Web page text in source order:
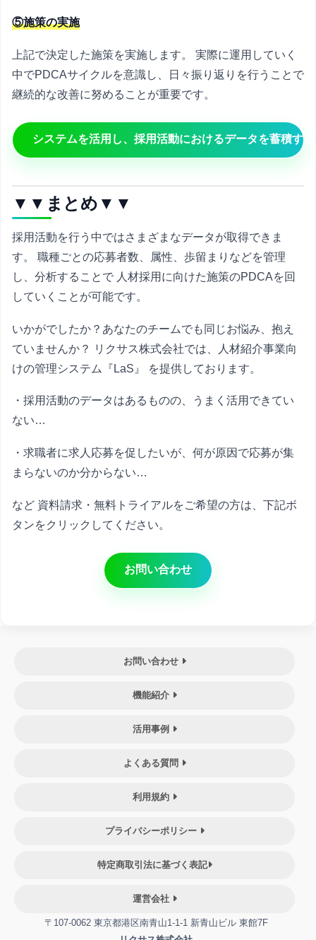
⑤施策の実施
上記で決定した施策を実施します。 実際に運用していく
中でPDCAサイクルを意識し、日々振り返りを行うことで
継続的な改善に努めることが重要です。
システムを活用し、採用活動におけるデータを蓄積する
▼▼まとめ▼▼
採用活動を行う中ではさまざまなデータが取得できま
す。 職種ごとの応募者数、属性、歩留まりなどを管理
し、分析することで 人材採用に向けた施策のPDCAを回
していくことが可能です。
いかがでしたか？あなたのチームでも同じお悩み、抱え
ていませんか？ リクサス株式会社では、人材紹介事業向
けの管理システム『LaS』 を提供しております。
・採用活動のデータはあるものの、うまく活用できてい
ない…
・求職者に求人応募を促したいが、何が原因で応募が集
まらないのか分からない…
など 資料請求・無料トライアルをご希望の方は、下記ボ
タンをクリックしてください。
お問い合わせ
お問い合わせ
機能紹介
活用事例
よくある質問
利用規約
プライバシーポリシー
特定商取引法に基づく表記
運営会社
〒107-0062 東京都港区南青山1-1-1 新青山ビル 東館7F